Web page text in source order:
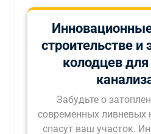
строительстве и
колодцев
Забудьте о
современных ливневых
спасут ваш участок.